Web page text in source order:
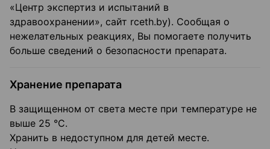
«Центр экспертиз и испытаний в
здравоохранении», сайт rceth.by). Сообщая о
нежелательных реакциях, Вы помогаете получить
больше сведений о безопасности препарата.
Хранение препарата
В защищенном от света месте при температуре не
выше 25 °C.
Хранить в недоступном для детей месте.